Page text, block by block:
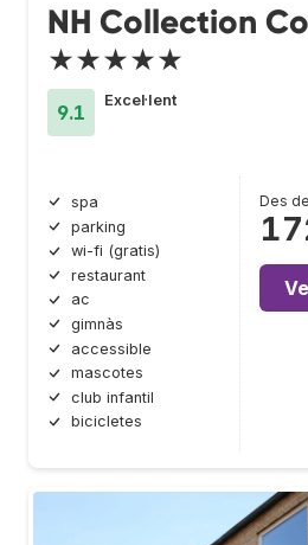
NH Collection
★★★★★
9.1
Excel·lent
spa
parking
wi-fi (gratis)
restaurant
ac
gimnàs
accessible
mascotes
club infantil
bicicletes
Des de